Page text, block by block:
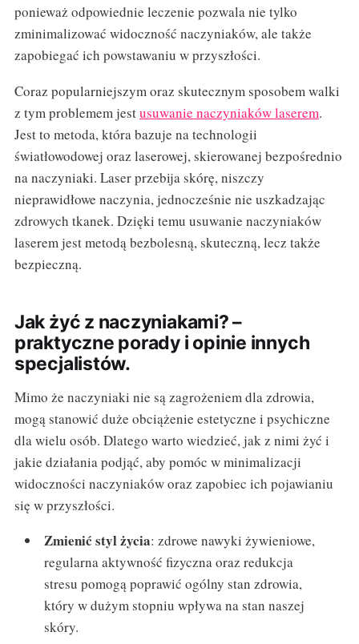
ponieważ odpowiednie leczenie pozwala nie tylko
zminimalizować widoczność naczyniaków, ale także
zapobiegać ich powstawaniu w przyszłości.
Coraz popularniejszym oraz skutecznym sposobem walki
z tym problemem jestusuwanie naczyniaków laserem.
Jest to metoda, która bazuje na technologii
światłowodowej oraz laserowej, skierowanej bezpośrednio
na naczyniaki. Laser przebija skórę, niszczy
nieprawidłowe naczynia, jednocześnie nie uszkadzając
zdrowych tkanek. Dzięki temu usuwanie naczyniaków
laserem jest metodą bezbolesną, skuteczną, lecz także
bezpieczną.
Jak żyć z naczyniakami? –
praktyczne porady i opinie innych
specjalistów.
Mimo że naczyniaki nie są zagrożeniem dla zdrowia,
mogą stanowić duże obciążenie estetyczne i psychiczne
dla wielu osób. Dlatego warto wiedzieć, jak z nimi żyć i
jakie działania podjąć, aby pomóc w minimalizacji
widoczności naczyniaków oraz zapobiec ich pojawianiu
się w przyszłości.
Zmienić styl życia: zdrowe nawyki żywieniowe,
regularna aktywność fizyczna oraz redukcja
stresu pomogą poprawić ogólny stan zdrowia,
który w dużym stopniu wpływa na stan naszej
skóry.